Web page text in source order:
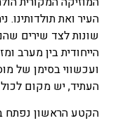
העיר ואת תולדותינו.
שונות לצד שירים
הייחודית בין מערב
ועכשווי בסימן של
העתיד, יש מקום
הקטע הראשון נפתח